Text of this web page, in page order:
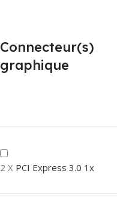
Connecteur(s)
graphique
2 X PCI Express 3.0 1x